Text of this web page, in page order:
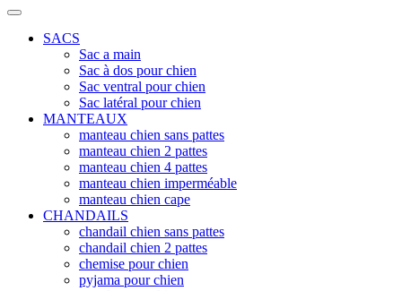
SACS
Sac a main
Sac à dos pour chien
Sac ventral pour chien
Sac latéral pour chien
MANTEAUX
manteau chien sans pattes
manteau chien 2 pattes
manteau chien 4 pattes
manteau chien imperméable
manteau chien cape
CHANDAILS
chandail chien sans pattes
chandail chien 2 pattes
chemise pour chien
pyjama pour chien